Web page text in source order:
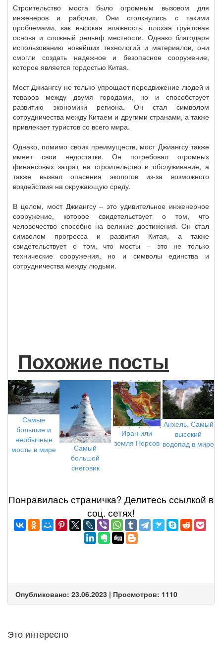
Строительство моста было огромным вызовом для
инженеров и рабочих. Они столкнулись с такими
проблемами, как высокая влажность, плохая грунтовая
основа и сложный рельеф местности. Однако благодаря
использованию новейших технологий и материалов, они
смогли создать надежное и безопасное сооружение,
которое является гордостью Китая.
Мост Джиангсу не только упрощает передвижение людей и
товаров между двумя городами, но и способствует
развитию экономики региона. Он стал символом
сотрудничества между Китаем и другими странами, а также
привлекает туристов со всего мира.
Однако, помимо своих преимуществ, мост Джиангсу также
имеет свои недостатки. Он потребовал огромных
финансовых затрат на строительство и обслуживание, а
также вызвал опасения экологов из-за возможного
воздействия на окружающую среду.
В целом, мост Джиангсу – это удивительное инженерное
сооружение, которое свидетельствует о том, что
человечество способно на великие достижения. Он стал
символом прогресса и развития Китая, а также
свидетельствует о том, что мосты – это не только
технические сооружения, но и символы единства и
сотрудничества между людьми.
Похожие посты
Самые
большие и
необычные
мосты в мире
Самый
большой
снеговик
Иран или
земля Персов
Анхель. Самый
высокий
водопад в мире
Понравилась страничка? Делитеcь ссылкой в
соц. сетях!
Опубликовано: 23.06.2023 | Просмотров: 1110
Это интересно